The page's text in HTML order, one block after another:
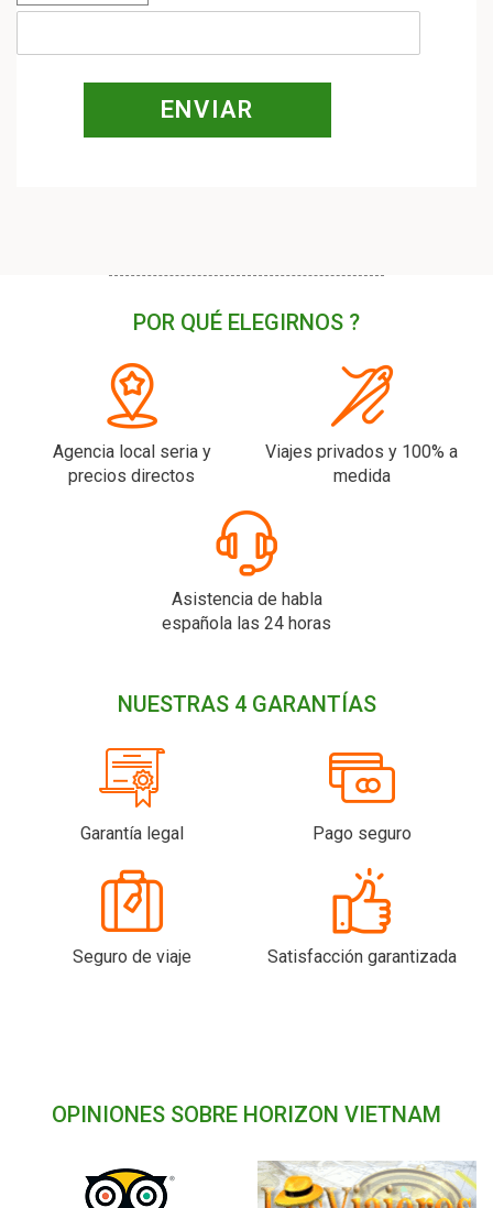
POR QUÉ ELEGIRNOS ?
Agencia local seria y
precios directos
Viajes privados y 100% a
medida
Asistencia de habla
española las 24 horas
NUESTRAS 4 GARANTÍAS
Garantía legal Pago seguro
Seguro de viaje Satisfacción garantizada
OPINIONES SOBRE HORIZON VIETNAM